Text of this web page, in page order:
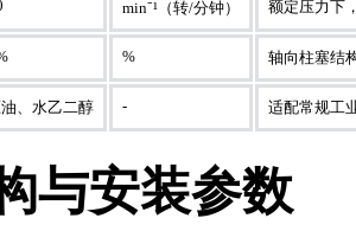
min⁻¹（转/分钟） 额定压力下
% 轴向柱塞结
、水乙二醇 - 适配常规工
与安装参数